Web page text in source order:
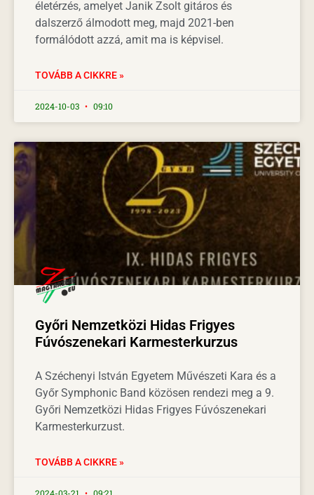
életérzés, amelyet Janik Zsolt gitáros és
dalszerző álmodott meg, majd 2021-ben
formálódott azzá, amit ma is képvisel.
TOVÁBB A CIKKRE »
2024-10-03 09:10
Győri Nemzetközi Hidas Frigyes
Fúvószenekari Karmesterkurzus
A Széchenyi István Egyetem Művészeti Kara és a
Győr Symphonic Band közösen rendezi meg a 9.
Győri Nemzetközi Hidas Frigyes Fúvószenekari
Karmesterkurzust.
TOVÁBB A CIKKRE »